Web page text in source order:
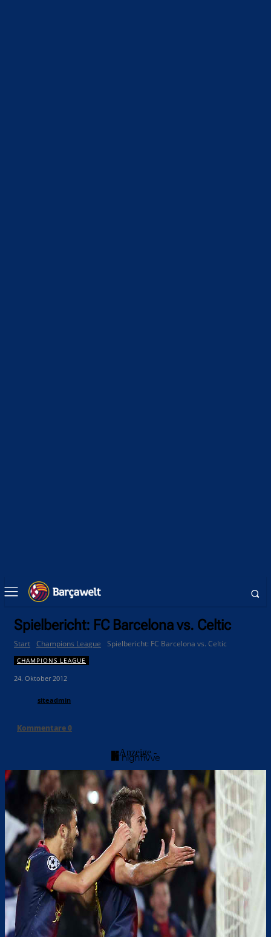
Spielbericht: FC Barcelona vs. Celtic
Start Champions League Spielbericht: FC Barcelona vs. Celtic
CHAMPIONS LEAGUE
24. Oktober 2012
siteadmin
Kommentare0
- Anzeige -